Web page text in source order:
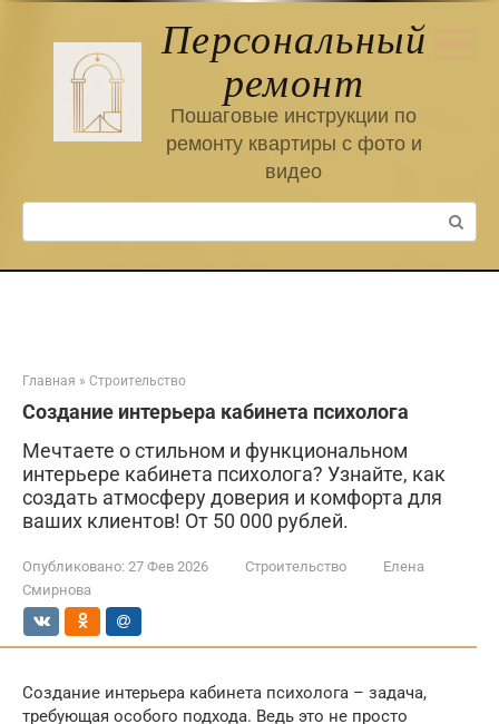
Персональный
ремонт
Пошаговые инструкции по
ремонту квартиры с фото и
видео
Поиск:
Главная » Строительство
Создание интерьера кабинета психолога
Мечтаете о стильном и функциональном
интерьере кабинета психолога? Узнайте, как
создать атмосферу доверия и комфорта для
ваших клиентов! От 50 000 рублей.
Опубликовано: 27 Фев 2026 Строительство
Елена
Смирнова
Создание интерьера кабинета психолога – задача,
требующая особого подхода. Ведь это не просто